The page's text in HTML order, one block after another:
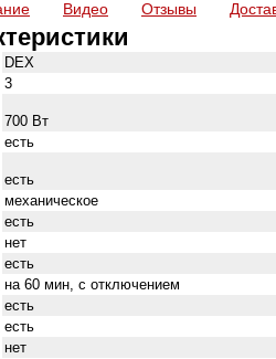
Видео Отзывы
DEX
3
700 Вт
есть
есть
механическое
есть
нет
есть
на 60 мин, с отключением
есть
есть
нет